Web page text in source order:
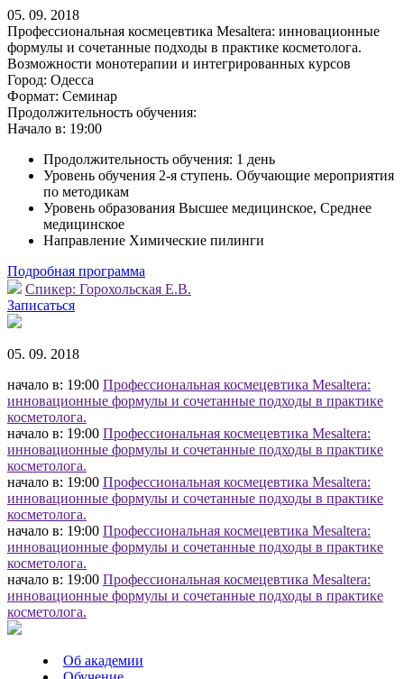
05. 09. 2018
Профессиональная космецевтика Mesaltera: инновационные
формулы и сочетанные подходы в практике косметолога.
Возможности монотерапии и интегрированных курсов
Город: Одесса
Формат: Семинар
Продолжительность обучения:
Начало в: 19:00
Продолжительность обучения: 1 день
Уровень обучения 2-я ступень. Обучающие мероприятия
по методикам
Уровень образования Высшее медицинское, Среднее
медицинское
Направление Химические пилинги
Подробная программа
Спикер: Горохольская Е.В.
Записаться
05. 09. 2018
начало в: 19:00 Профессиональная космецевтика Mesaltera:
инновационные формулы и сочетанные подходы в практике
косметолога.
начало в: 19:00 Профессиональная космецевтика Mesaltera:
инновационные формулы и сочетанные подходы в практике
косметолога.
начало в: 19:00 Профессиональная космецевтика Mesaltera:
инновационные формулы и сочетанные подходы в практике
косметолога.
начало в: 19:00 Профессиональная космецевтика Mesaltera:
инновационные формулы и сочетанные подходы в практике
косметолога.
начало в: 19:00 Профессиональная космецевтика Mesaltera:
инновационные формулы и сочетанные подходы в практике
косметолога.
Об академии